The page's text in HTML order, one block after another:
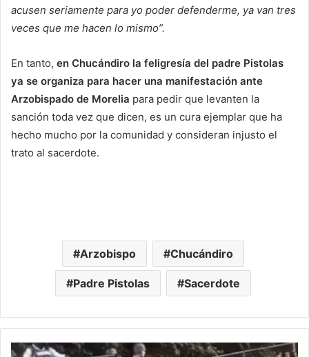
acusen seriamente para yo poder defenderme, ya van tres
veces que me hacen lo mismo”.
En tanto, en Chucándiro la feligresía del padre Pistolas
ya se organiza para hacer una manifestación ante
Arzobispado de Morelia para pedir que levanten la
sanción toda vez que dicen, es un cura ejemplar que ha
hecho mucho por la comunidad y consideran injusto el
trato al sacerdote.
Arzobispo Chucándiro
Padre Pistolas Sacerdote
Pasa